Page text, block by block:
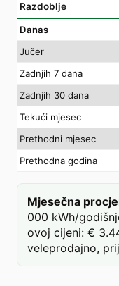
Razdoblje
Danas
Jučer
Zadnjih 7 dana
Zadnjih 30 dana
Tekući mjesec
Prethodni mjesec
Prethodna godina
Mjesečna
000 kWh/
ovoj cijeni: €
veleprodajno,